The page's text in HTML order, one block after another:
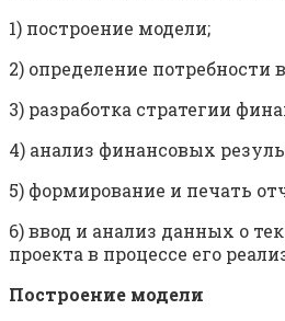
1) построение модели;
2) определение потребности
3) разработка стратегии
4) анализ финансовых
5) формирование и печать
6) ввод и анализ данных о
проекта в про­цессе его
Построение модели